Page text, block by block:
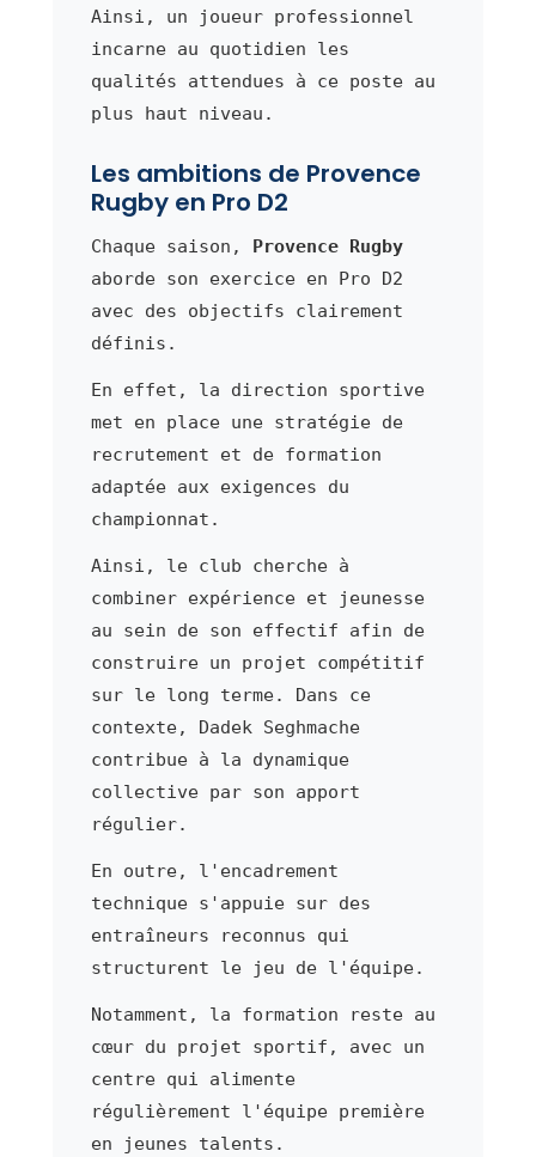
Ainsi, un joueur professionnel
incarne au quotidien les
qualités attendues à ce poste au
plus haut niveau.
Les ambitions de Provence
Rugby en Pro D2
Chaque saison,
Provence Rugby
aborde son exercice en Pro D2
avec des objectifs clairement
définis.
En effet, la direction sportive
met en place une stratégie de
recrutement et de formation
adaptée aux exigences du
championnat.
Ainsi, le club cherche à
combiner expérience et jeunesse
au sein de son effectif afin de
construire un projet compétitif
sur le long terme. Dans ce
contexte, Dadek Seghmache
contribue à la dynamique
collective par son apport
régulier.
En outre, l'encadrement
technique s'appuie sur des
entraîneurs reconnus qui
structurent le jeu de l'équipe.
Notamment, la formation reste au
cœur du projet sportif, avec un
centre qui alimente
régulièrement l'équipe première
en jeunes talents.